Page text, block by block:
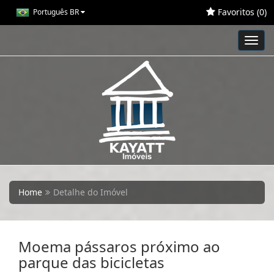
Português BR Favoritos (0)
Home Detalhe do Imóvel
Moema pássaros próximo ao
parque das bicicletas